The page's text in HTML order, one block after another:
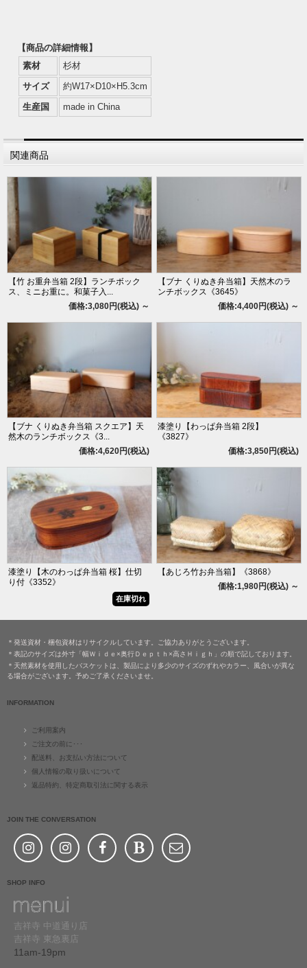
【商品の詳細情報】
素材
杉材
サイズ
約W17×D10×H5.3cm
生産国
made in China
関連商品
【竹 お重弁当箱 2段】ランチボック
ス、ミニお重に。和菓子入...
価格:3,080円(税込) ～
【ブナ くりぬき弁当箱】天然木のラ
ンチボックス《3645》
価格:4,400円(税込) ～
【ブナ くりぬき弁当箱 スクエア】天
然木のランチボックス《3...
価格:4,620円(税込)
漆塗り【わっぱ弁当箱 2段】
《3827》
価格:3,850円(税込)
漆塗り【木のわっぱ弁当箱 桜】仕切
り付《3352》
在庫切れ
【あじろ竹お弁当箱】《3868》
価格:1,980円(税込) ～
＊発送資材・梱包資材はリサイクルしています。ご協力ありがとうございます。
＊表記のサイズは外寸「幅Ｗｉｄｅ×奥行Ｄｅｐｔｈ×高さＨｉｇｈ」の順で記しております。
＊天然素材を使用したバスケットは、製品により多少のサイズのずれやカラー、風合いが異な
る場合がございます。予めご了承くださいませ。
INFORMATION
ご利用案内
ご注文の前に･･･
配送料、お支払い方法について
個人情報の取り扱いについて
返品特約、特定商取引法に関する表示
JOIN THE CONVERSATION
SHOP INFO
吉祥寺 中道通り店
吉祥寺 東急裏店
11am-19pm